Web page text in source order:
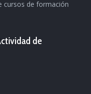
cursos de formación
de